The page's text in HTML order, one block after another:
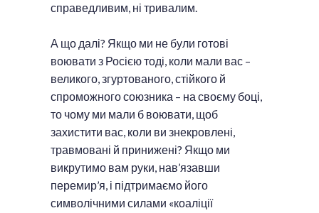
справедливим, ні тривалим.
А що далі? Якщо ми не були готові
воювати з Росією тоді, коли мали вас –
великого, згуртованого, стійкого й
спроможного союзника – на своєму боці,
то чому ми мали б воювати, щоб
захистити вас, коли ви знекровлені,
травмовані й принижені? Якщо ми
викрутимо вам руки, нав’язавши
перемир’я, і підтримаємо його
символічними силами «коаліції